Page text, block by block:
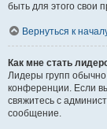
быть для этого свои
Вернуться к
Как мне стать
Лидеры групп
конференции. Если
свяжитесь с
сообщение.